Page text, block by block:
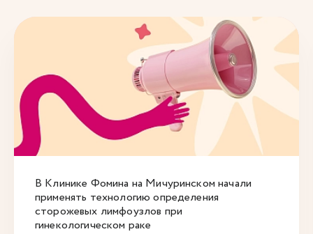
В Клинике Фомина на Мичуринском начали
применять технологию определения
сторожевых лимфоузлов при
гинекологическом раке